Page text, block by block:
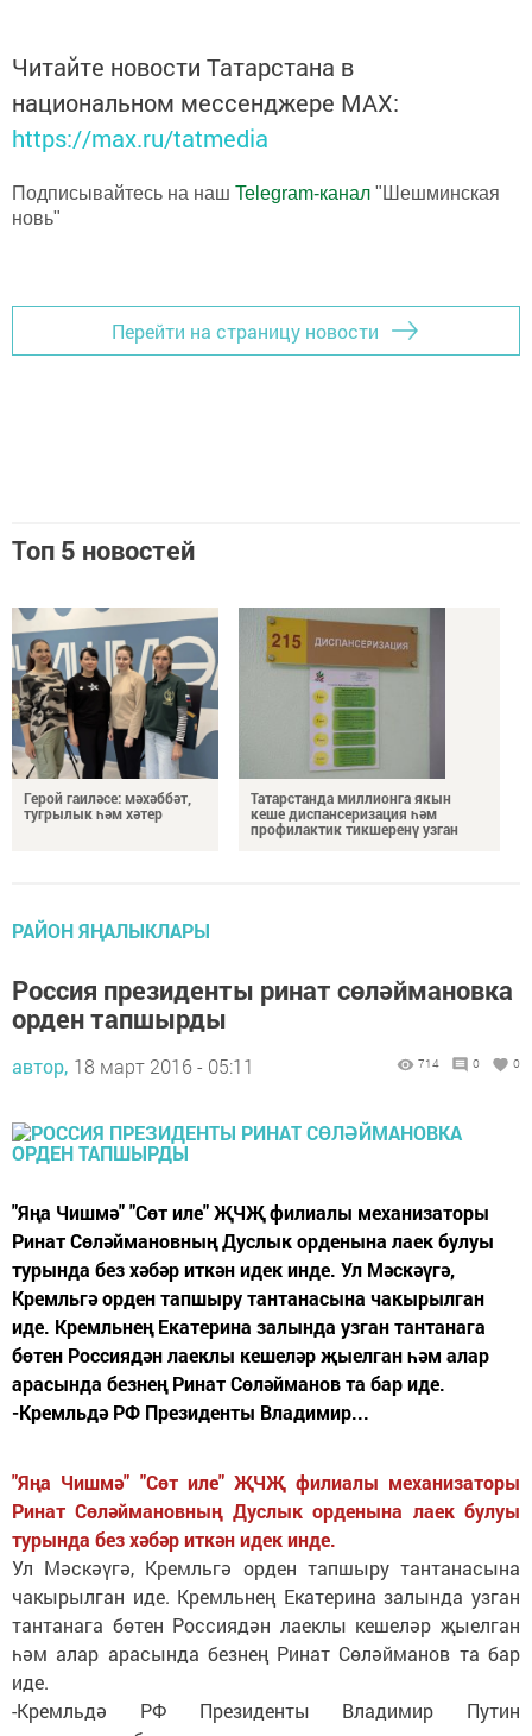
Читайте новости Татарстана в
национальном мессенджере MАХ:
https://max.ru/tatmedia
Подписывайтесь на наш Telegram-канал "Шешминская
новь"
Перейти на страницу новости
Топ 5 новостей
Герой гаиләсе: мәхәббәт,
тугрылык һәм хәтер
Татарстанда миллионга якын
кеше диспансеризация һәм
профилактик тикшеренү узган
РАЙОН ЯҢАЛЫКЛАРЫ
Россия президенты ринат сөләймановка
орден тапшырды
автор, 18 март 2016 - 05:11 714 0 0
"Яңа Чишмә" "Сөт иле" ҖЧҖ филиалы механизаторы
Ринат Сөләймановның Дуслык орденына лаек булуы
турында без хәбәр иткән идек инде. Ул Мәскәүгә,
Кремльгә орден тапшыру тантанасына чакырылган
иде. Кремльнең Екатерина залында узган тантанага
бөтен Россиядән лаеклы кешеләр җыелган һәм алар
арасында безнең Ринат Сөләйманов та бар иде.
-Кремльдә РФ Президенты Владимир...
"Яңа Чишмә" "Сөт иле" ҖЧҖ филиалы механизаторы
Ринат Сөләймановның Дуслык орденына лаек булуы
турында без хәбәр иткән идек инде.
Ул Мәскәүгә, Кремльгә орден тапшыру тантанасына
чакырылган иде. Кремльнең Екатерина залында узган
тантанага бөтен Россиядән лаеклы кешеләр җыелган
һәм алар арасында безнең Ринат Сөләйманов та бар
иде.
-Кремльдә РФ Президенты Владимир Путин